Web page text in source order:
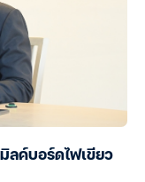
ลค์บอร์ดไฟเขียว